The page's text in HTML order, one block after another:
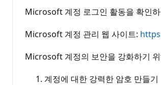
Microsoft 계정 로그인 활동을 확인
Microsoft 계정 관리 웹 사이트:
Microsoft 계정의 보안을 강화하기
계정에 대한 강력한 암호 만들기